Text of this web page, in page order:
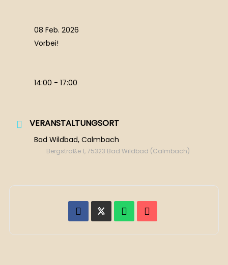
08 Feb. 2026
Vorbei!
14:00 - 17:00
VERANSTALTUNGSORT
Bad Wildbad, Calmbach
Bergstraße 1, 75323 Bad Wildbad (Calmbach)